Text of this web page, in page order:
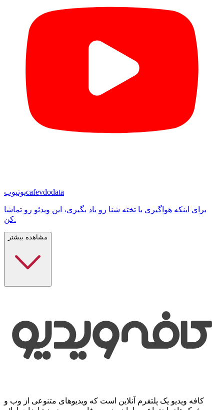
یوتیوبcafevdodata
برای اینکه هواگیری با تخته شنا رو یاد بگیری، این ویدئو رو تماشا
کن.
مشاهده بیشتر
کافه ویدیو یک پلتفرم آنلاین است که ویدیوهای متنوعی از وب و